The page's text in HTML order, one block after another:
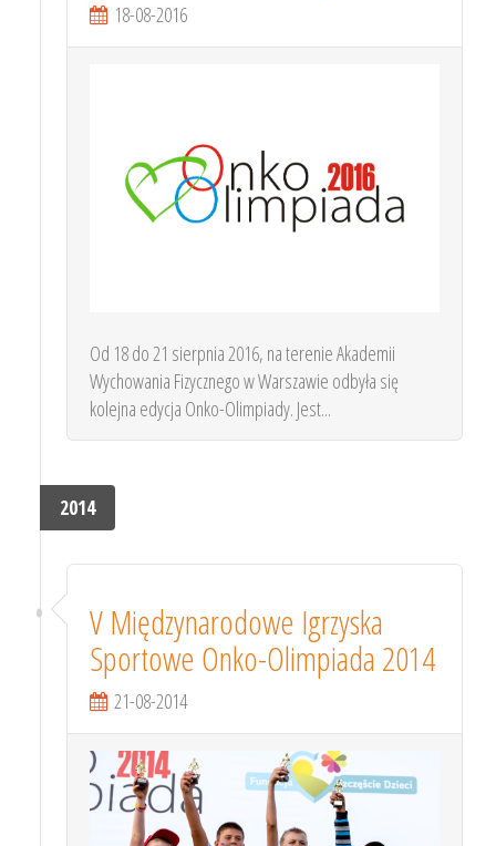
18-08-2016
Od 18 do 21 sierpnia 2016, na terenie Akademii
Wychowania Fizycznego w Warszawie odbyła się
kolejna edycja Onko-Olimpiady. Jest...
2014
V Międzynarodowe Igrzyska
Sportowe Onko-Olimpiada 2014
21-08-2014